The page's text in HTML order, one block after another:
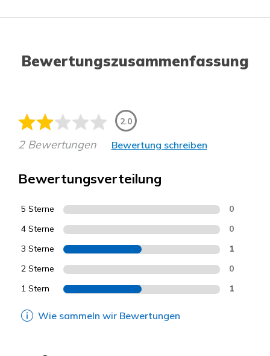
Bewertungszusammenfassung
2.0
2 Bewertungen Bewertung schreiben
Bewertungsverteilung
5 Sterne 0
4 Sterne 0
3 Sterne 1
2 Sterne 0
1 Stern 1
Wie sammeln wir Bewertungen